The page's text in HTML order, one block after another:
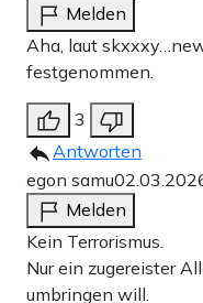
Melden
Aha, laut
festgenommen.
3
Antworten
egon samu
Melden
Kein Terrorismus.
Nur ein zugereister
umbringen will.